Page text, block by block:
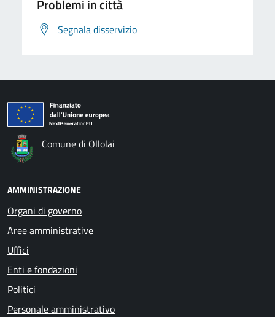
Problemi in città
Segnala disservizio
Comune di Ollolai
AMMINISTRAZIONE
Organi di governo
Aree amministrative
Uffici
Enti e fondazioni
Politici
Personale amministrativo